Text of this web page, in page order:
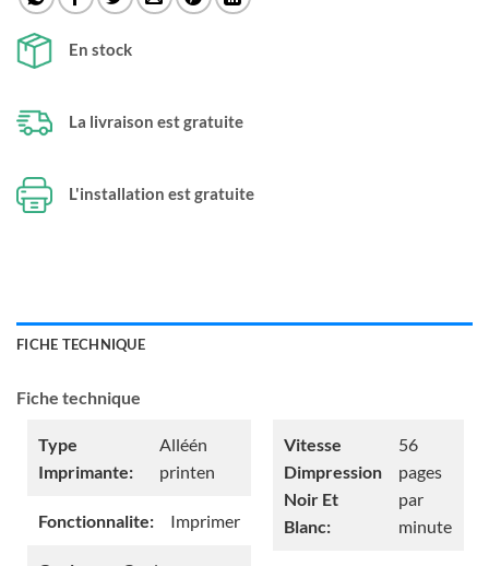
En stock
La livraison est gratuite
L'installation est gratuite
FICHE TECHNIQUE
Fiche technique
Type
Imprimante:
Alléén
printen
Fonctionnalite: Imprimer
Vitesse
Dimpression
Noir Et
Blanc:
56
pages
par
minute